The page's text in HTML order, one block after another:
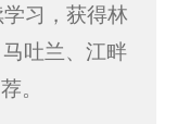
习，获得林
吐兰、江畔
。